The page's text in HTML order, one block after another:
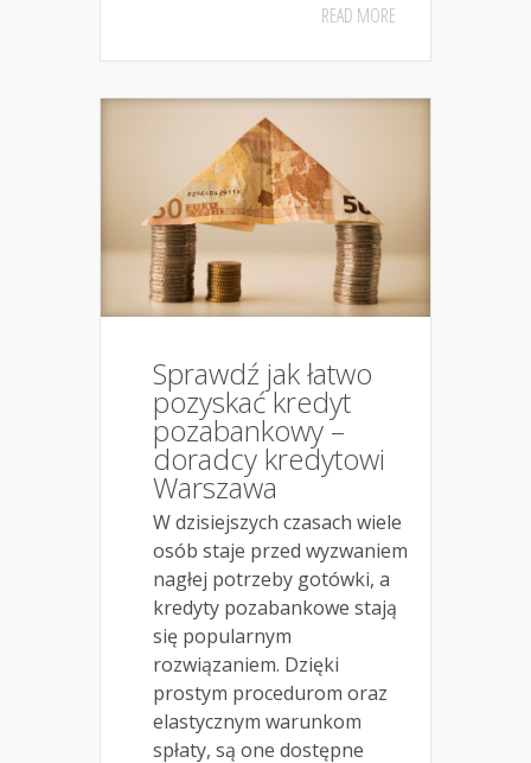
READ MORE
Sprawdź jak łatwo
pozyskać kredyt
pozabankowy –
doradcy kredytowi
Warszawa
W dzisiejszych czasach wiele
osób staje przed wyzwaniem
nagłej potrzeby gotówki, a
kredyty pozabankowe stają
się popularnym
rozwiązaniem. Dzięki
prostym procedurom oraz
elastycznym warunkom
spłaty, są one dostępne